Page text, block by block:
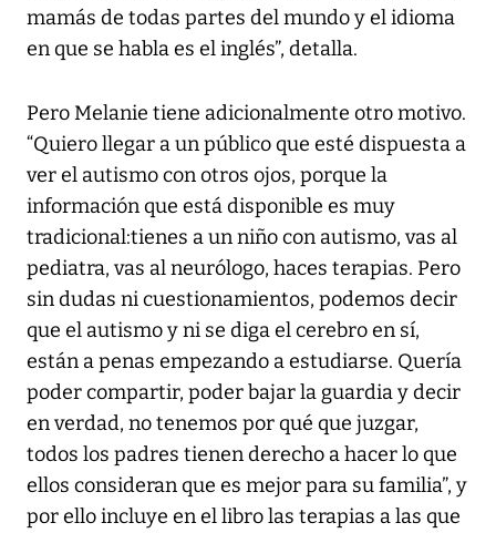
mamás de todas partes del mundo y el idioma
en que se habla es el inglés”, detalla.
Pero Melanie tiene adicionalmente otro motivo.
“Quiero llegar a un público que esté dispuesta a
ver el autismo con otros ojos, porque la
información que está disponible es muy
tradicional:tienes a un niño con autismo, vas al
pediatra, vas al neurólogo, haces terapias. Pero
sin dudas ni cuestionamientos, podemos decir
que el autismo y ni se diga el cerebro en sí,
están a penas empezando a estudiarse. Quería
poder compartir, poder bajar la guardia y decir
en verdad, no tenemos por qué que juzgar,
todos los padres tienen derecho a hacer lo que
ellos consideran que es mejor para su familia”, y
por ello incluye en el libro las terapias a las que